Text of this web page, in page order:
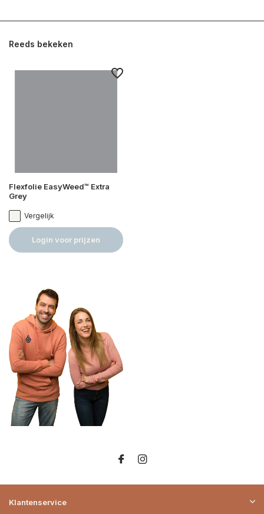
Reeds bekeken
Flexfolie EasyWeed™ Extra
Grey
Vergelijk
Login voor prijzen
Klantenservice